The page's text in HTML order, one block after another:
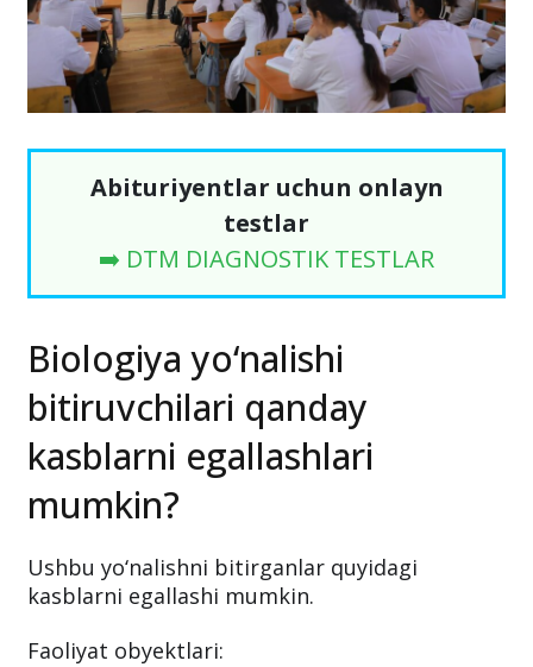
Abituriyentlar uchun onlayn
testlar
➡️ DTM DIAGNOSTIK TESTLAR
Biologiya yo‘nalishi
bitiruvchilari qanday
kasblarni egallashlari
mumkin?
Ushbu yo‘nalishni bitirganlar quyidagi
kasblarni egallashi mumkin.
Faoliyat obyektlari: